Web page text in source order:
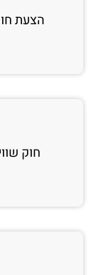
הצעת
חוק